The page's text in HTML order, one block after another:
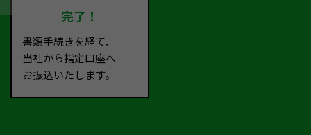
完了！
書類手続きを経て、
当社から指定口座へ
お振込いたします。